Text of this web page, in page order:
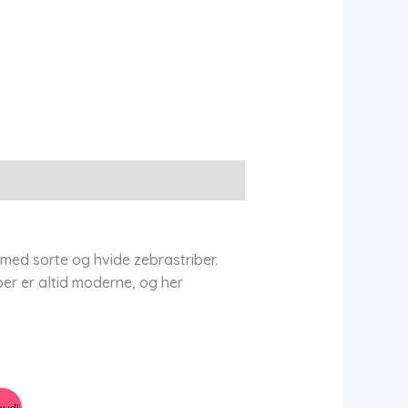
sorte og hvide zebrastriber.
er altid moderne, og her